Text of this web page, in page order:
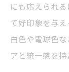
にも応えられ
て好印象を与
白色や電球色
アと統一感を持